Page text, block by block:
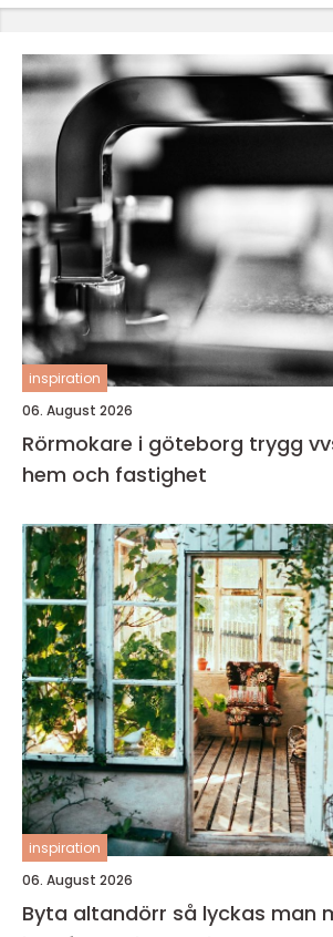
inspiration
06. August 2026
Rörmokare i göteborg trygg vvs-hjälp för
hem och fastighet
inspiration
06. August 2026
Byta altandörr så lyckas man med ljus,